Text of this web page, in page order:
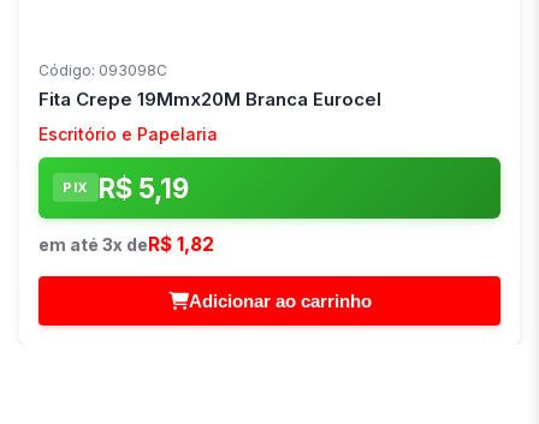
Código: 093098C
Fita Crepe 19Mmx20M Branca Eurocel
Escritório e Papelaria
PIX R$ 5,19
em até 3x deR$ 1,82
Adicionar ao carrinho